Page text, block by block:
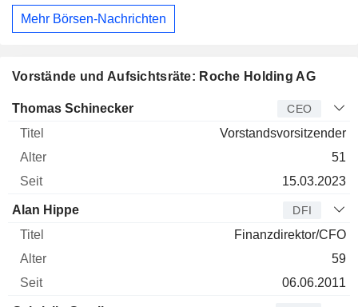
Mehr Börsen-Nachrichten
Vorstände und Aufsichtsräte: Roche Holding AG
Manager Titel Alter
Thomas Schinecker CEO
Vorstandsvorsitzender
51
15.03.2023
Alan Hippe DFI
Finanzdirektor/CFO
59
06.06.2011